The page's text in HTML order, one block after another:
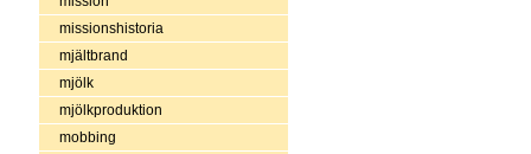
missionshistoria
mjältbrand
mjölk
mjölkproduktion
mobbing